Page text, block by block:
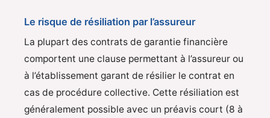
Le risque de résiliation par l’assureur
La plupart des contrats de garantie financière
comportent une clause permettant à l’assureur ou
à l’établissement garant de résilier le contrat en
cas de procédure collective. Cette résiliation est
généralement possible avec un préavis court (8 à